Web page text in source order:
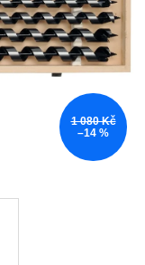
1 080 Kč
–14 %